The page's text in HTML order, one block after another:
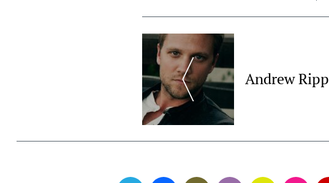
Post
Navigation
Andrew Ripp